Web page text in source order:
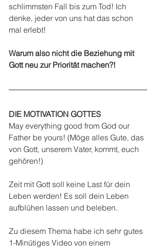
schlimmsten Fall bis zum Tod! Ich
denke, jeder von uns hat das schon
mal erlebt!
Warum also nicht die Beziehung mit
Gott neu zur Priorität machen?!
DIE MOTIVATION GOTTES
May everything good from God our
Father be yours! (Möge alles Gute, das
von Gott, unserem Vater, kommt, euch
gehören!)
Zeit mit Gott soll keine Last für dein
Leben werden! Es soll dein Leben
aufblühen lassen und beleben.
Zu diesem Thema habe ich sehr gutes
1-Minütiges Video von einem